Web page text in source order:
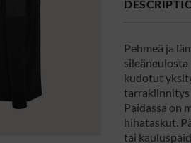
Pehmeä ja
kudotut
Paidassa on
hihataskut.
tai